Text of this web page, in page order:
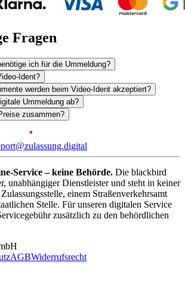
Fragen
ich für die Ummeldung?
Ident?
werden beim Video-Ident akzeptiert?
Ummeldung ab?
zusammen?
Service – keine Behörde. Die blackbird
unabhängiger Dienstleister und steht in keiner
einem Straßenverkehrsamt
Stelle. Für unseren digitalen Service
zusätzlich zu den behördlichen
AGBWiderrufsrecht